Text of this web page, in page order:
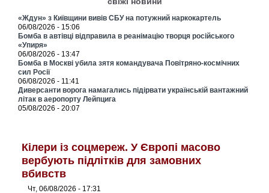
«Ждун» з Київщини вивів СБУ на потужний наркокартель
06/08/2026 - 15:06
Бомба в автівці відправила в реанімацію творця російського
«Упиря»
06/08/2026 - 13:47
Бомба в Москві убила зятя командувача Повітряно-космічних
сил Росії
06/08/2026 - 11:41
Диверсанти ворога намагались підірвати українській вантажний
літак в аеропорту Лейпцига
05/08/2026 - 20:07
Кілери із соцмереж. У Європі масово
вербують підлітків для замовних
вбивств
Чт, 06/08/2026 - 17:31